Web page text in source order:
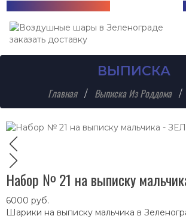
ВЫПИСКА
Главная Выписка Из Роддома
Набор № 21 на выписку
6000 руб.
Шарики на выписку мальчика в